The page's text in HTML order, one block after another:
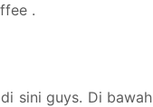
.
sini guys. Di bawah